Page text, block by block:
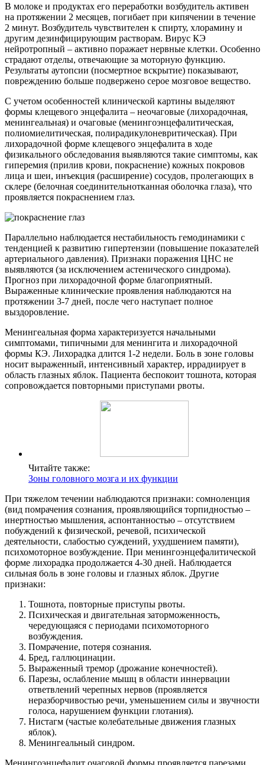
В молоке и продуктах его переработки возбудитель активен
на протяжении 2 месяцев, погибает при кипячении в течение
2 минут. Возбудитель чувствителен к спирту, хлорамину и
другим дезинфицирующим растворам. Вирус КЭ
нейротропный – активно поражает нервные клетки. Особенно
страдают отделы, отвечающие за моторную функцию.
Результаты аутопсии (посмертное вскрытие) показывают,
повреждению больше подвержено серое мозговое вещество.
С учетом особенностей клинической картины выделяют
формы клещевого энцефалита – неочаговые (лихорадочная,
менингеальная) и очаговые (менингоэнцефалитическая,
полиомиелитическая, полирадикулоневритическая). При
лихорадочной форме клещевого энцефалита в ходе
физикального обследования выявляются такие симптомы, как
гиперемия (прилив крови, покраснение) кожных покровов
лица и шеи, инъекция (расширение) сосудов, пролегающих в
склере (белочная соединительнотканная оболочка глаза), что
проявляется покраснением глаз.
Параллельно наблюдается нестабильность гемодинамики с
тенденцией к развитию гипертензии (повышение показателей
артериального давления). Признаки поражения ЦНС не
выявляются (за исключением астенического синдрома).
Прогноз при лихорадочной форме благоприятный.
Выраженные клинические проявления наблюдаются на
протяжении 3-7 дней, после чего наступает полное
выздоровление.
Менингеальная форма характеризуется начальными
симптомами, типичными для менингита и лихорадочной
формы КЭ. Лихорадка длится 1-2 недели. Боль в зоне головы
носит выраженный, интенсивный характер, иррадиирует в
область глазных яблок. Пациента беспокоит тошнота, которая
сопровождается повторными приступами рвоты.
Читайте также:
Зоны головного мозга и их функции
При тяжелом течении наблюдаются признаки: сомноленция
(вид помрачения сознания, проявляющийся торпидностью –
инертностью мышления, аспонтанностью – отсутствием
побуждений к физической, речевой, психической
деятельности, слабостью суждений, ухудшением памяти),
психомоторное возбуждение. При менингоэнцефалитической
форме лихорадка продолжается 4-30 дней. Наблюдается
сильная боль в зоне головы и глазных яблок. Другие
признаки:
Тошнота, повторные приступы рвоты.
Психическая и двигательная заторможенность,
чередующаяся с периодами психомоторного
возбуждения.
Помрачение, потеря сознания.
Бред, галлюцинации.
Выраженный тремор (дрожание конечностей).
Парезы, ослабление мышц в области иннервации
ответвлений черепных нервов (проявляется
неразборчивостью речи, уменьшением силы и звучности
голоса, нарушением функции глотания).
Нистагм (частые колебательные движения глазных
яблок).
Менингеальный синдром.
Менингоэнцефалит очаговой формы проявляется парезами